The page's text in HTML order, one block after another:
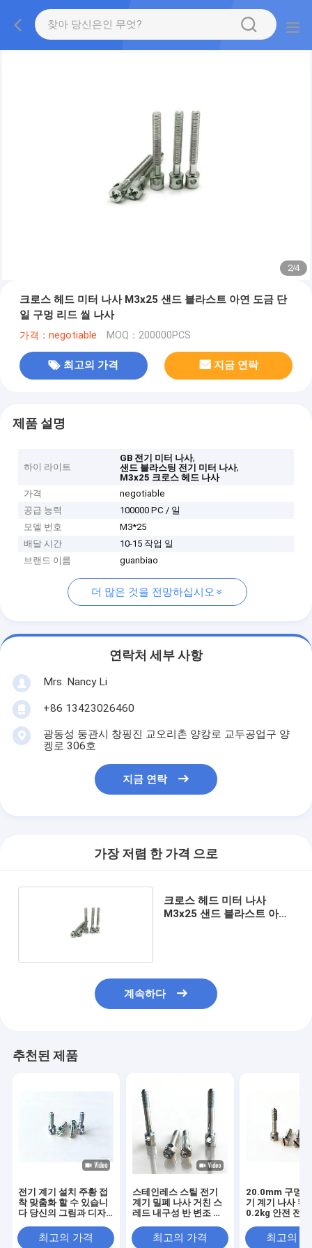
2/4
크로스 헤드 미터 나사 M3x25 샌드 블라스트 아연 도금 단
일 구멍 리드 씰 나사
가격：negotiable MOQ：200000PCS
최고의 가격 지금 연락
제품 설명
하이 라이트
GB 전기 미터 나사,
샌드 블라스팅 전기 미터 나사,
M3x25 크로스 헤드 나사
가격
negotiable
공급 능력
100000 PC / 일
모델 번호
M3*25
배달 시간
10-15 작업 일
브랜드 이름
guanbiao
더 많은 것을 전망하십시오
연락처 세부 사항
Mrs. Nancy Li
+86 13423026460
광동성 둥관시 창핑진 교오리촌 양캉로 교두공업구 양
켕로 306호
지금 연락
가장 저렴 한 가격 으로
크로스 헤드 미터 나사
M3x25 샌드 블라스트 아연
계속하다
추천된 제품
전기 계기 설치 주황 접
착 맞춤화 할 수 있습니
다 당신의 그림과 디자
기 나사 무거운 의무
최고의 가격
스테인레스 스틸 전기
계기 밀폐 나사 거친 스
레드 내구성 반 변조 보
보호
최고의 가격
20.0mm 구멍
기 계기 나사 캔
0.2kg 안전 전
부품
최고의